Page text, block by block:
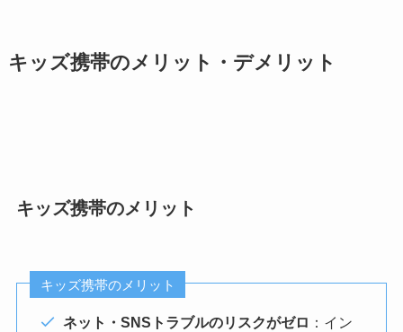
キッズ携帯のメリット・デメリット
キッズ携帯のメリット
キッズ携帯のメリット
ネット・SNSトラブルのリスクがゼロ ：イン